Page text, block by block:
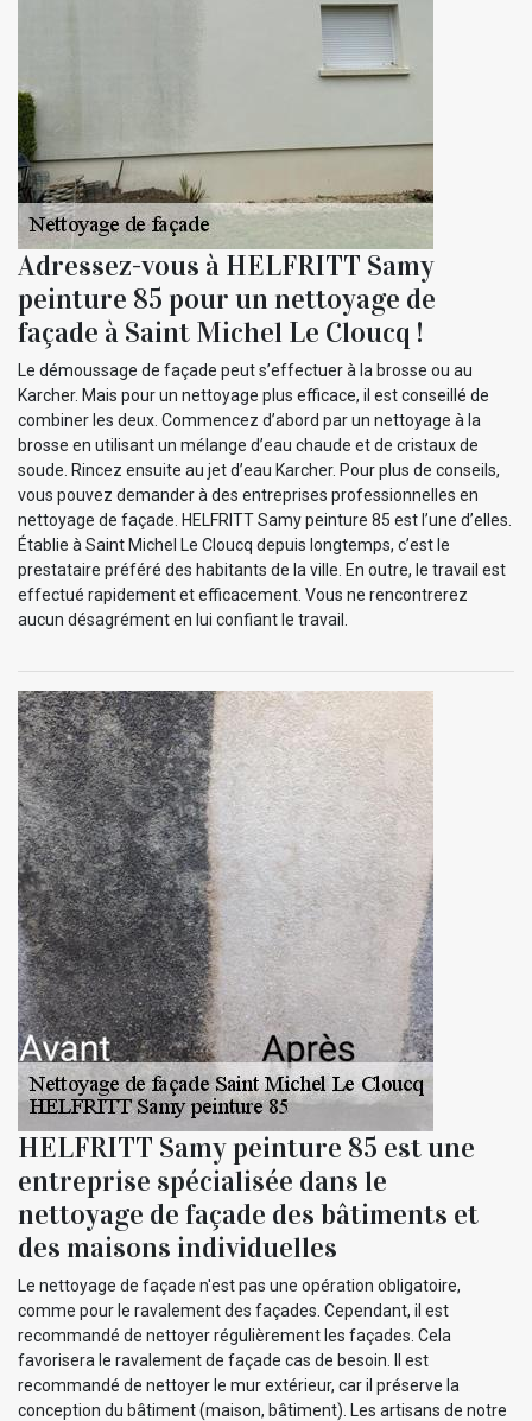
Adressez-vous à HELFRITT Samy
peinture 85 pour un nettoyage de
façade à Saint Michel Le Cloucq !
Le démoussage de façade peut s’effectuer à la brosse ou au
Karcher. Mais pour un nettoyage plus efficace, il est conseillé de
combiner les deux. Commencez d’abord par un nettoyage à la
brosse en utilisant un mélange d’eau chaude et de cristaux de
soude. Rincez ensuite au jet d’eau Karcher. Pour plus de conseils,
vous pouvez demander à des entreprises professionnelles en
nettoyage de façade. HELFRITT Samy peinture 85 est l’une d’elles.
Établie à Saint Michel Le Cloucq depuis longtemps, c’est le
prestataire préféré des habitants de la ville. En outre, le travail est
effectué rapidement et efficacement. Vous ne rencontrerez
aucun désagrément en lui confiant le travail.
HELFRITT Samy peinture 85 est une
entreprise spécialisée dans le
nettoyage de façade des bâtiments et
des maisons individuelles
Le nettoyage de façade n'est pas une opération obligatoire,
comme pour le ravalement des façades. Cependant, il est
recommandé de nettoyer régulièrement les façades. Cela
favorisera le ravalement de façade cas de besoin. Il est
recommandé de nettoyer le mur extérieur, car il préserve la
conception du bâtiment (maison, bâtiment). Les artisans de notre